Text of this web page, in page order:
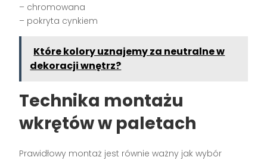
– chromowana
– pokryta cynkiem
Które kolory uznajemy za neutralne w
dekoracji wnętrz?
Technika montażu
wkrętów w paletach
Prawidłowy montaż jest równie ważny jak wybór